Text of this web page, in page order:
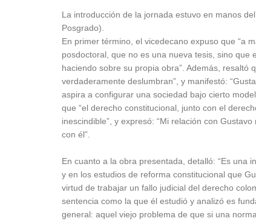
La introducción de la jornada estuvo en manos
Posgrado).
En primer término, el vicedecano expuso que “a
posdoctoral, que no es una nueva tesis, sino que
haciendo sobre su propia obra”. Además, resaltó
verdaderamente deslumbran”, y manifestó:
aspira a configurar una sociedad bajo cierto
que “el derecho constitucional, junto con el
inescindible”, y expresó: “Mi relación con
con él”.
En cuanto a la obra presentada, detalló: “Es una
y en los estudios de reforma constitucional que
virtud de trabajar un fallo judicial del derecho
sentencia como la que él estudió y analizó es
general: aquel viejo problema de que si una